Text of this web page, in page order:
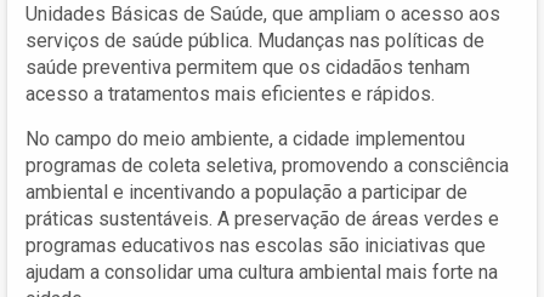
Unidades Básicas de Saúde, que ampliam o acesso aos
serviços de saúde pública. Mudanças nas políticas de
saúde preventiva permitem que os cidadãos tenham
acesso a tratamentos mais eficientes e rápidos.
No campo do meio ambiente, a cidade implementou
programas de coleta seletiva, promovendo a consciência
ambiental e incentivando a população a participar de
práticas sustentáveis. A preservação de áreas verdes e
programas educativos nas escolas são iniciativas que
ajudam a consolidar uma cultura ambiental mais forte na